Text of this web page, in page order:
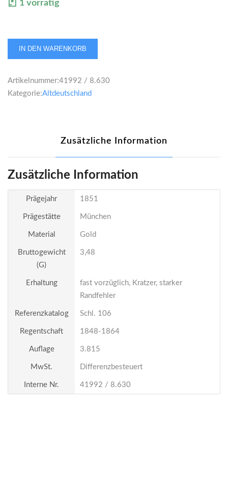
1 vorrätig
Bayern
Maximilian
Dukat
1851
IN DEN WARENKORB
Artikelnummer:41992 / 8.630
Kategorie:Altdeutschland
Zusätzliche Information
Zusätzliche Information
Prägejahr 1851
Prägestätte München
Material Gold
Bruttogewicht
(g)
3,48
Erhaltung
fast vorzüglich, Kratzer, starker
Randfehler
Referenzkatalog Schl. 106
Regentschaft 1848-1864
Auflage 3.815
MwSt. Differenzbesteuert
Interne Nr. 41992 / 8.630